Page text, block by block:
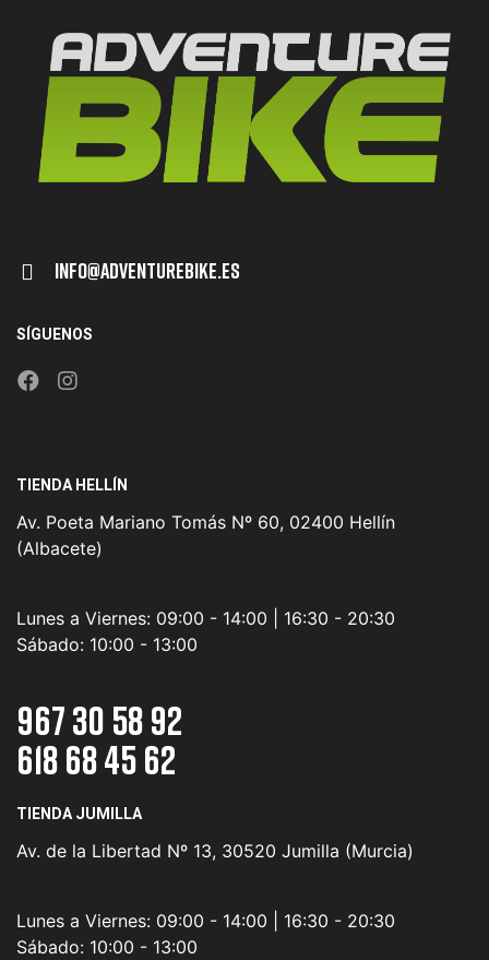
Info@adventurebike.es
SÍGUENOS
TIENDA HELLÍN
Av. Poeta Mariano Tomás Nº 60, 02400 Hellín
(Albacete)
Lunes a Viernes: 09:00 - 14:00 | 16:30 - 20:30
Sábado: 10:00 - 13:00
967 30 58 92
618 68 45 62
TIENDA JUMILLA
Av. de la Libertad Nº 13, 30520 Jumilla (Murcia)
Lunes a Viernes: 09:00 - 14:00 | 16:30 - 20:30
Sábado: 10:00 - 13:00